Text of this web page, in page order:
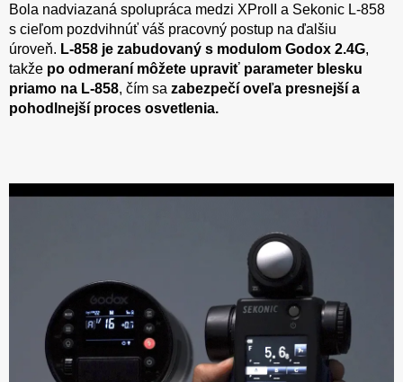
Bola nadviazaná spolupráca medzi XProII a Sekonic L-858
s cieľom pozdvihnúť váš pracovný postup na ďalšiu
úroveň. L-858 je zabudovaný s modulom Godox 2.4G,
takže po odmeraní môžete upraviť parameter blesku
priamo na L-858, čím sa zabezpečí oveľa presnejší a
pohodlnejší proces osvetlenia.